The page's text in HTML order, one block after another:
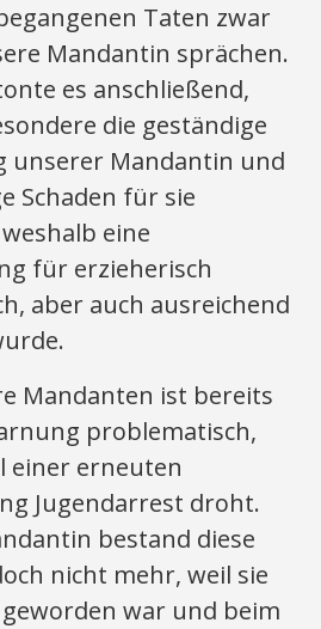
Taten zwar
Mandantin sprächen.
es anschließend,
die geständige
unserer Mandantin und
Schaden für sie
eine
für erzieherisch
aber auch ausreichend
Mandanten ist bereits
problematisch,
einer erneuten
Jugendarrest droht.
bestand diese
nicht mehr, weil sie
war und beim